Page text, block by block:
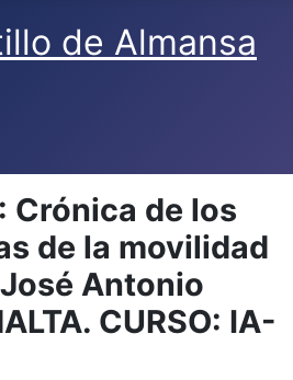
Crónica de los
de la movilidad
Antonio
CURSO: IA-